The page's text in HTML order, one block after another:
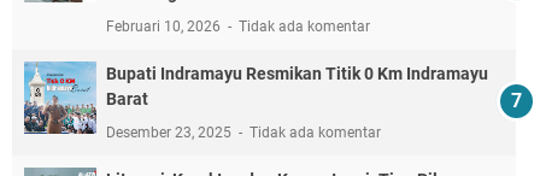
Februari 10, 2026 Tidak ada komentar
Bupati Indramayu Resmikan Titik 0 Km Indramayu
Barat
Desember 23, 2025 Tidak ada komentar